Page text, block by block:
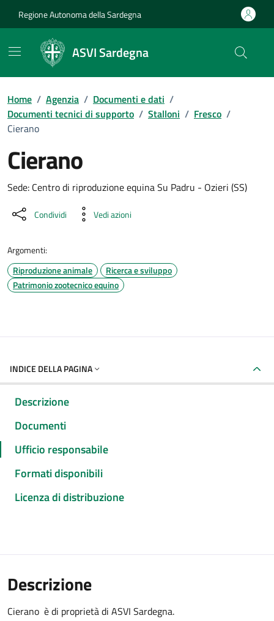
Regione Autonoma della Sardegna
ASVI Sardegna
Home / Agenzia / Documenti e dati /
Documenti tecnici di supporto / Stalloni / Fresco /
Cierano
Cierano
Dettaglio del documento
Sede: Centro di riproduzione equina Su Padru - Ozieri (SS)
Condividi Vedi azioni
Argomenti:
Riproduzione animale
Ricerca e sviluppo
Patrimonio zootecnico equino
INDICE DELLA PAGINA
Descrizione
Documenti
Ufficio responsabile
Formati disponibili
Licenza di distribuzione
Descrizione
Cierano è di proprietà di ASVI Sardegna.